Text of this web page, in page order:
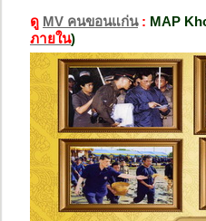
ดู MV คนขอนแก่น: MAP
ภายใน)